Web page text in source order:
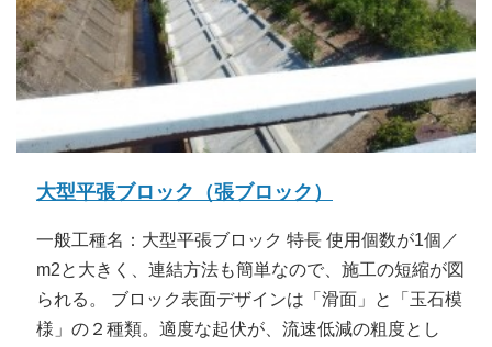
大型平張ブロック（張ブロック）
一般工種名：大型平張ブロック 特長 使用個数が1個／
m2と大きく、連結方法も簡単なので、施工の短縮が図
られる。 ブロック表面デザインは「滑面」と「玉石模
様」の２種類。適度な起伏が、流速低減の粗度とし